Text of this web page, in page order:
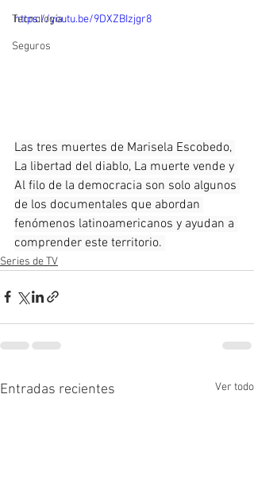
Tecnología
Seguros
https://youtu.be/9DXZBIzjgr8
Las tres muertes de Marisela Escobedo,
La libertad del diablo, La muerte vende y
Al filo de la democracia son solo algunos
de los documentales que abordan
fenómenos latinoamericanos y ayudan a
comprender este territorio.
Series de TV
Entradas recientes Ver todo